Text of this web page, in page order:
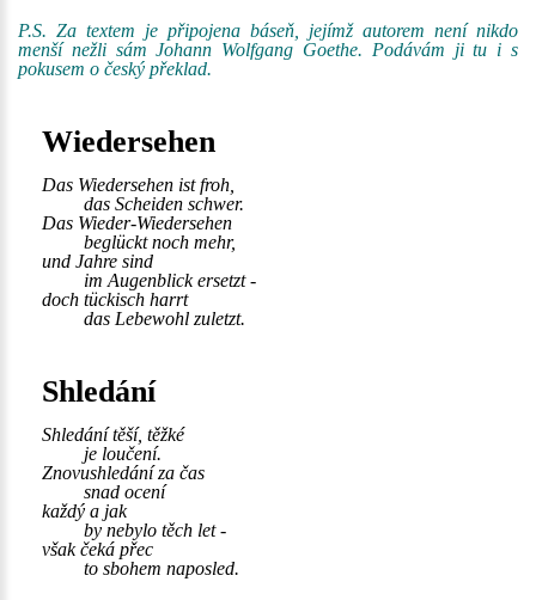
P.S. Za textem je připojena báseň, jejímž autorem není nikdo
menší nežli sám Johann Wolfgang Goethe. Podávám ji tu i s
pokusem o český překlad.
Wiedersehen
Das Wiedersehen ist froh,
das Scheiden schwer.
Das Wieder-Wiedersehen
beglückt noch mehr,
und Jahre sind
im Augenblick ersetzt -
doch tückisch harrt
das Lebewohl zuletzt.
Shledání
Shledání těší, těžké
je loučení.
Znovushledání za čas
snad ocení
každý a jak
by nebylo těch let -
však čeká přec
to sbohem naposled.